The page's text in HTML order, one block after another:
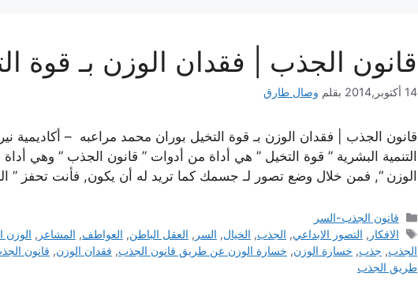
قانون الجذب | فقدان الوزن بـ قوة
14 أكتوبر,2014 بقلم وصال طارق
قانون الجذب | فقدان الوزن بـ قوة التخيل بوران محمد مراعبه – أكاديمية
التنمية البشرية ” قوة التخيل ” هي أداة من أدوات ” قانون الجذب ” وهي
الوزن “, فمن خلال وضع تصور لـ جسمك كما تريد له أن يكون, فأنت تحفز ”
التصنيفات
قانون الجذب-السر
الوسوم
الافكار , التصور الابداعي, الجذب, الخيال, السر , العقل الباطن, العواطف, المشاعر , الوزن
الجذب, جذب, خسارة الوزن, خسارة الوزن عن طريق قانون الجذب, فقدان الوزن, قانون
طريق الجذب